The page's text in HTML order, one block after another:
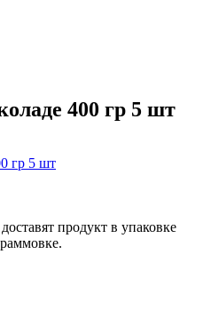
400 гр 5 шт
продукт в упаковке